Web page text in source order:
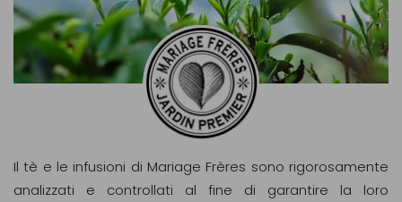
Il tè e le infusioni di Mariage Frères sono rigorosamente
analizzati e controllati al fine di garantire la loro